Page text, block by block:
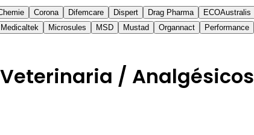
Corona Difemcare Dispert Drag Pharma ECOAustralis
Medicaltek Microsules MSD Mustad Organnact Performance
/ Analgésicos